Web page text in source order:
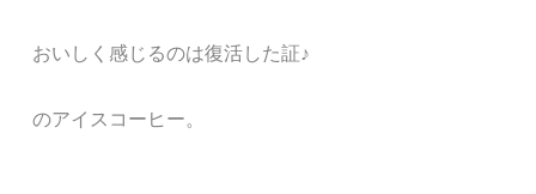
おいしく感じるのは復活した証♪
のアイスコーヒー。